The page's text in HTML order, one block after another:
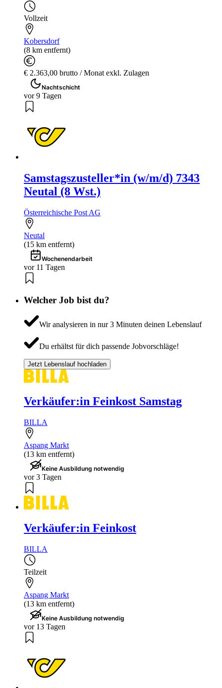
Vollzeit
Kobersdorf
(8 km entfernt)
€ 2.363,00 brutto / Monat exkl. Zulagen
Nachtschicht
vor 9 Tagen
Samstagszusteller*in (w/m/d) 7343
Neutal (8 Wst.)
Österreichische Post AG
Neutal
(15 km entfernt)
Wochenendarbeit
vor 11 Tagen
Welcher Job bist du?
Wir analysieren in nur 3 Minuten deinen Lebenslauf
Du erhältst für dich passende Jobvorschläge!
Jetzt Lebenslauf hochladen
Verkäufer:in Feinkost Samstag
BILLA
Aspang Markt
(13 km entfernt)
Keine Ausbildung notwendig
vor 3 Tagen
Verkäufer:in Feinkost
BILLA
Teilzeit
Aspang Markt
(13 km entfernt)
Keine Ausbildung notwendig
vor 13 Tagen